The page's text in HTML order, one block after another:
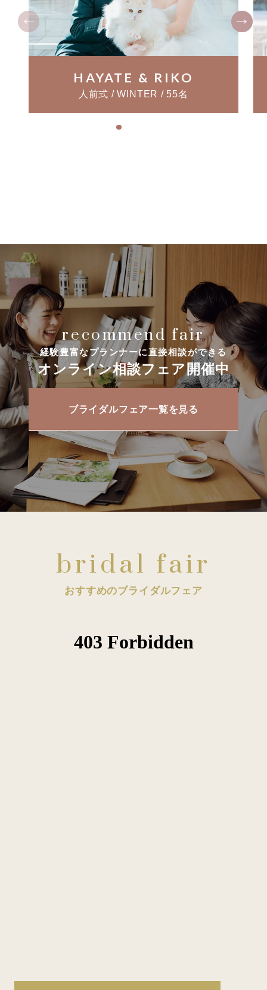
HAYATE & RIKO
人前式 / WINTER / 55名
recommend fair
経験豊富なプランナーに直接相談ができる
オンライン相談フェア開催中
ブライダルフェア一覧を見る
bridal fair
おすすめのブライダルフェア